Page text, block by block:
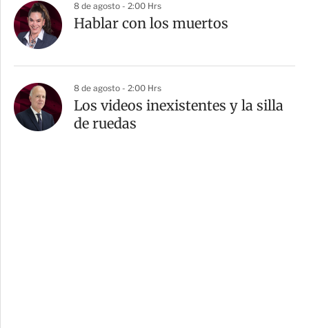
8 de agosto - 2:00 Hrs
Hablar con los muertos
8 de agosto - 2:00 Hrs
Los videos inexistentes y la silla
de ruedas